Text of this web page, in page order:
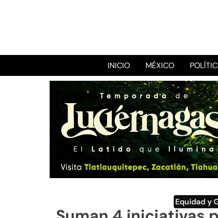
INICIO MÉXICO
Equidad y